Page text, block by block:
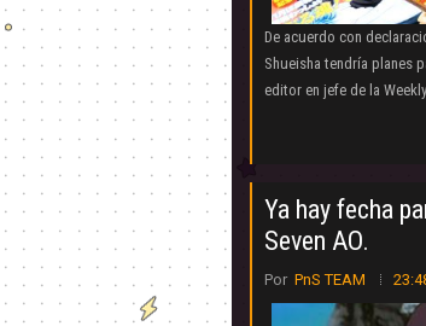
De acuerdo con
Shueisha tendría planes
editor en jefe de la
Ya hay fecha
Seven AO.
Por PnS TEAM